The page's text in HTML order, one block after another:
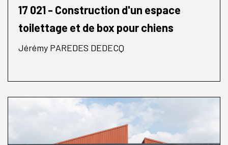
17 021 - Construction d'un espace
toilettage et de box pour chiens
Jérémy PAREDES DEDECQ